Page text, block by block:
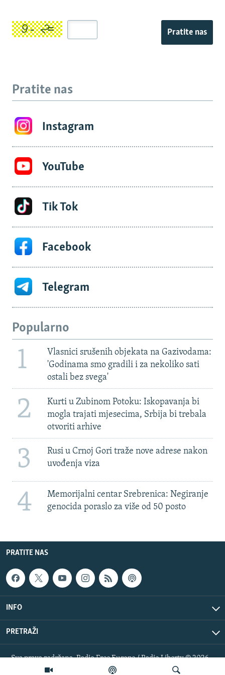
Pratite nas
Pratite nas
Instagram
YouTube
Tik Tok
Facebook
Telegram
Popularno
1
Vlasnici srušenih objekata na Gazivodama:
'Godinama smo gradili i za nekoliko sati
ostali bez svega'
2
Kurti u Zubinom Potoku: Iskopavanja bi
mogla trajati mjesecima, Srbija bi trebala
otvoriti arhive
3
Rusi u Crnoj Gori traže nove adrese nakon
uvođenja viza
4
Memorijalni centar Srebrenica: Negiranje
genocida poraslo za više od 50 posto
PRATITE NAS
INFO
PRETRAŽI
Sva prava zadržana. Radio Free Europe / Radio Liberty © 2026
RFE/RL, Inc.